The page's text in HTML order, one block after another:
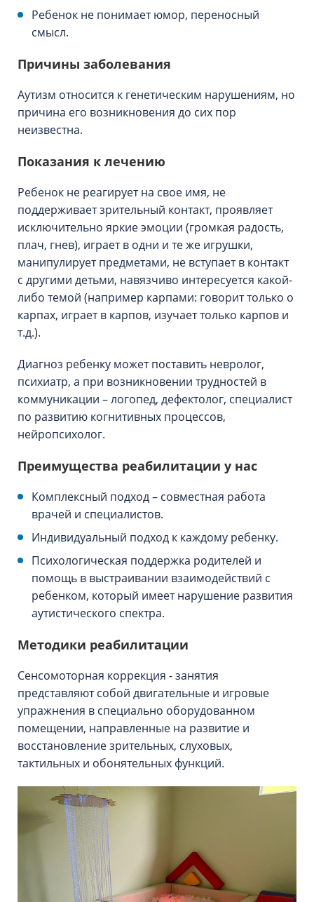
Ребенок не понимает юмор, переносный
смысл.
Причины заболевания
Аутизм относится к генетическим нарушениям, но
причина его возникновения до сих пор
неизвестна.
Показания к лечению
Ребенок не реагирует на свое имя, не
поддерживает зрительный контакт, проявляет
исключительно яркие эмоции (громкая радость,
плач, гнев), играет в одни и те же игрушки,
манипулирует предметами, не вступает в контакт
с другими детьми, навязчиво интересуется какой-
либо темой (например карпами: говорит только о
карпах, играет в карпов, изучает только карпов и
т.д.).
Диагноз ребенку может поставить невролог,
психиатр, а при возникновении трудностей в
коммуникации – логопед, дефектолог, специалист
по развитию когнитивных процессов,
нейропсихолог.
Преимущества реабилитации у нас
Комплексный подход – совместная работа
врачей и специалистов.
Индивидуальный подход к каждому ребенку.
Психологическая поддержка родителей и
помощь в выстраивании взаимодействий с
ребенком, который имеет нарушение развития
аутистического спектра.
Методики реабилитации
Сенсомоторная коррекция - занятия
представляют собой двигательные и игровые
упражнения в специально оборудованном
помещении, направленные на развитие и
восстановление зрительных, слуховых,
тактильных и обонятельных функций.